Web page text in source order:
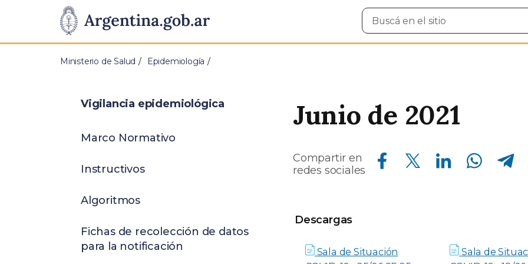
Presidencia
de
Pasar al contenido principal
Buscar
en
Ministerio de Salud Epidemiología
Junio de 2021
Compartir en
redes sociales
Compartir en Facebook Compartir en Twitter Compartir en Linkedin Compartir en Whatsapp Compartir en Telegram
Descargas
Descargas
Sala de Situación
Sala de
Vigilancia epidemiológica
Marco Normativo
Instructivos
Algoritmos
Fichas de recolección de datos
para la notificación